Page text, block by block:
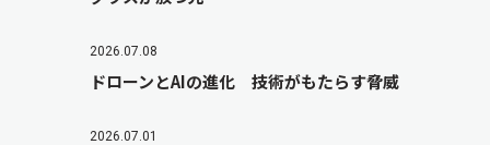
2026.07.08
ドローンとAIの進化 技術がもたらす脅威
2026.07.01